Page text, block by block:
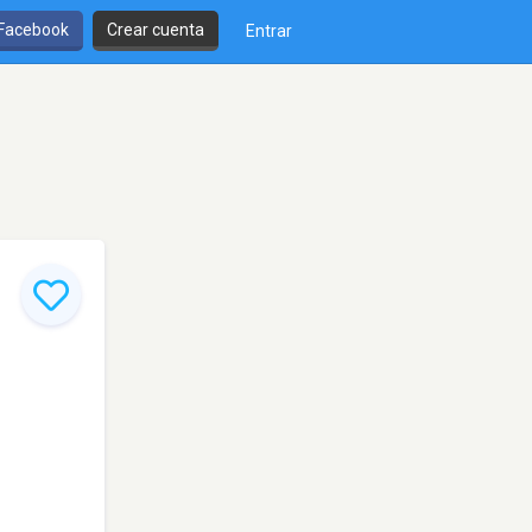
Crear cuenta Entrar